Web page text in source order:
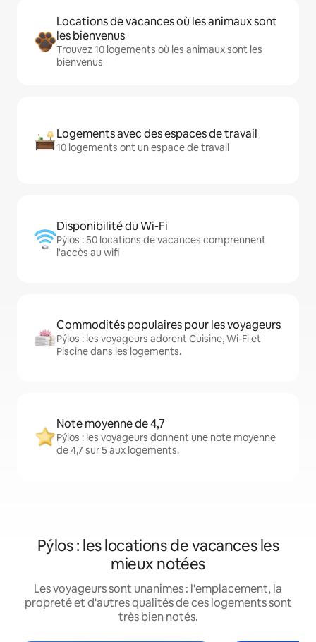
Locations de vacances où les animaux sont
les bienvenus
Trouvez 10 logements où les animaux sont les
bienvenus
Logements avec des espaces de travail
10 logements ont un espace de travail
Disponibilité du Wi-Fi
Pýlos : 50 locations de vacances comprennent
l'accès au wifi
Commodités populaires pour les voyageurs
Pýlos : les voyageurs adorent Cuisine, Wi-Fi et
Piscine dans les logements.
Note moyenne de 4,7
Pýlos : les voyageurs donnent une note moyenne
de 4,7 sur 5 aux logements.
Pýlos : les locations de vacances les
mieux notées
Les voyageurs sont unanimes : l'emplacement, la
propreté et d'autres qualités de ces logements sont
très bien notés.